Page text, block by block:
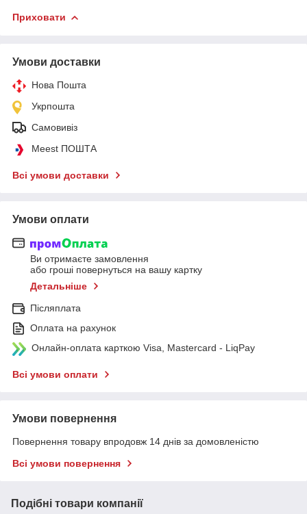
Приховати
Умови доставки
Нова Пошта
Укрпошта
Самовивіз
Meest ПОШТА
Всі умови доставки
Умови оплати
Ви отримаєте замовлення
або гроші повернуться на вашу картку
Детальніше
Післяплата
Оплата на рахунок
Онлайн-оплата карткою Visa, Mastercard - LiqPay
Всі умови оплати
Умови повернення
Повернення товару впродовж 14 днів за домовленістю
Всі умови повернення
Подібні товари компанії